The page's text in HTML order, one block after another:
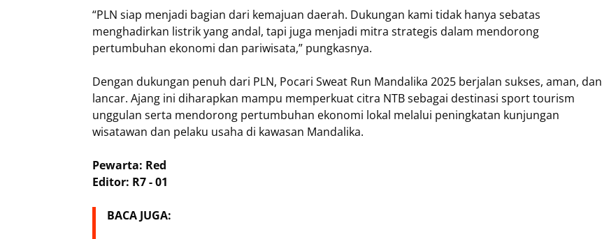
“PLN siap menjadi bagian dari kemajuan daerah. Dukungan kami tidak hanya sebatas
menghadirkan listrik yang andal, tapi juga menjadi mitra strategis dalam mendorong
pertumbuhan ekonomi dan pariwisata,” pungkasnya.
Dengan dukungan penuh dari PLN, Pocari Sweat Run Mandalika 2025 berjalan sukses, aman, dan
lancar. Ajang ini diharapkan mampu memperkuat citra NTB sebagai destinasi sport tourism
unggulan serta mendorong pertumbuhan ekonomi lokal melalui peningkatan kunjungan
wisatawan dan pelaku usaha di kawasan Mandalika.
Pewarta: Red
Editor: R7 - 01
BACA JUGA: